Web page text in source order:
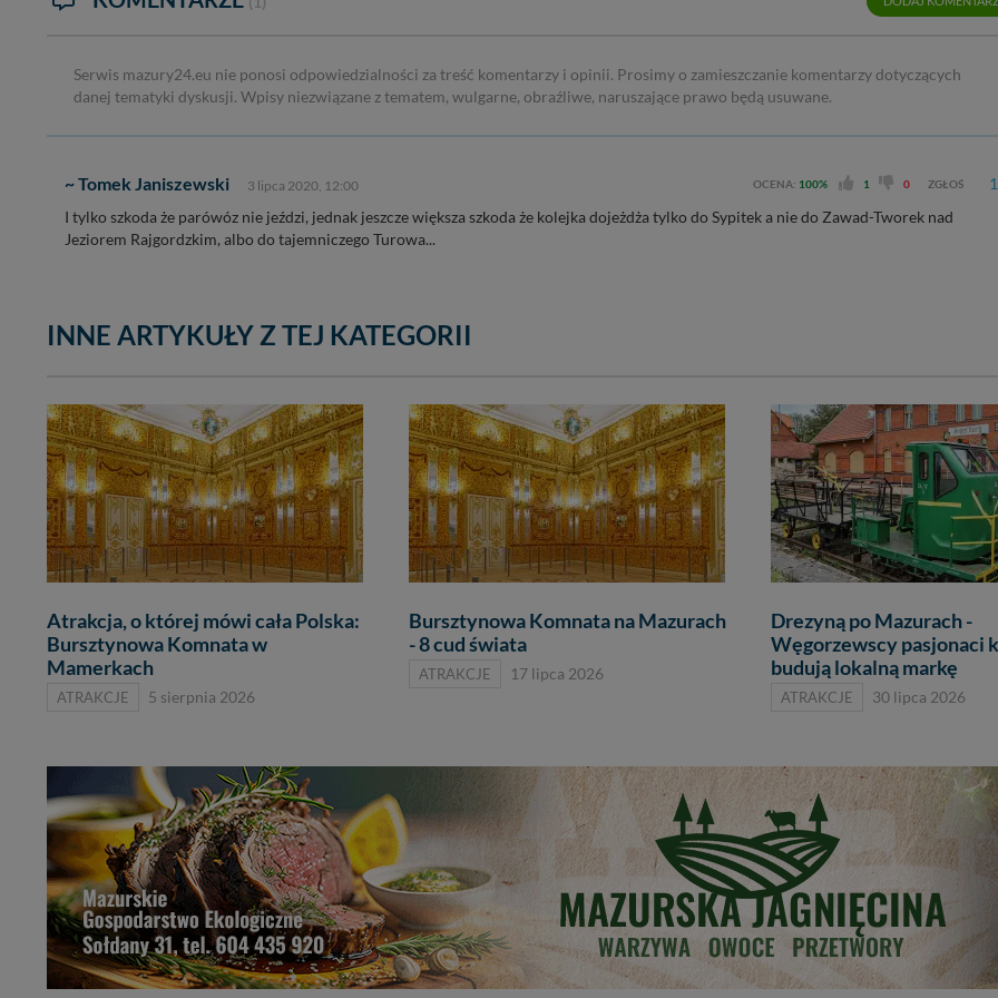
Serwis mazury24.eu nie ponosi odpowiedzialności za treść komentarzy i opinii. Prosimy o zamieszczanie komentarzy dotyczących
danej tematyki dyskusji. Wpisy niezwiązane z tematem, wulgarne, obraźliwe, naruszające prawo będą usuwane.
~ Tomek Janiszewski 3 lipca 2020, 12:00 OCENA: 100% 1 0 ZGŁOŚ 1
I tylko szkoda że parówóz nie jeździ, jednak jeszcze większa szkoda że kolejka dojeżdża tylko do Sypitek a nie do Zawad-Tworek nad
Jeziorem Rajgordzkim, albo do tajemniczego Turowa...
INNE ARTYKUŁY Z TEJ KATEGORII
Atrakcja, o której mówi cała Polska:
Bursztynowa Komnata w
Mamerkach
ATRAKCJE 5 sierpnia 2026
Bursztynowa Komnata na Mazurach
- 8 cud świata
ATRAKCJE 17 lipca 2026
Drezyną po Mazurach -
Węgorzewscy pasjonaci
budują lokalną markę
ATRAKCJE 30 lipca 2026